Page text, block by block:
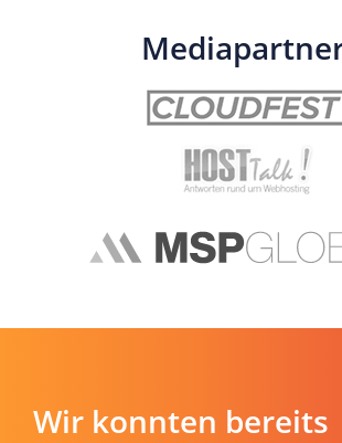
Wir konnten bereits